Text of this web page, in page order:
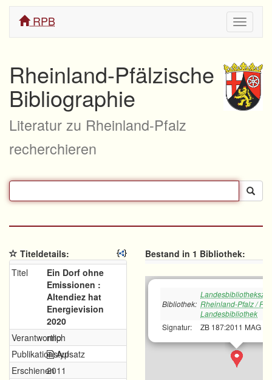
ein/
RPB
Rheinland-Pfälzische
Bibliographie
Literatur zu Rheinland-Pfalz
recherchieren
Titeldetails:
Titel
Ein Dorf ohne
Emissionen :
Altendiez hat
Energievision
2020
Verantwortlich
nnp
PublikationstypAufsatz
Erschienen2011
Bestand in 1 Bibliothek:
Bibliothek: Rheinland-Pfalz /
Landesbibliothek
Signatur:
ZB 187:2011 MAG